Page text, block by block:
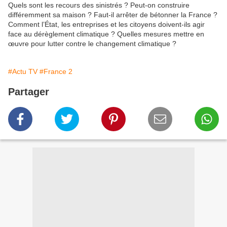
Quels sont les recours des sinistrés ? Peut-on construire
différemment sa maison ? Faut-il arrêter de bétonner la France ?
Comment l’État, les entreprises et les citoyens doivent-ils agir
face au dérèglement climatique ? Quelles mesures mettre en
œuvre pour lutter contre le changement climatique ?
#Actu TV #France 2
Partager